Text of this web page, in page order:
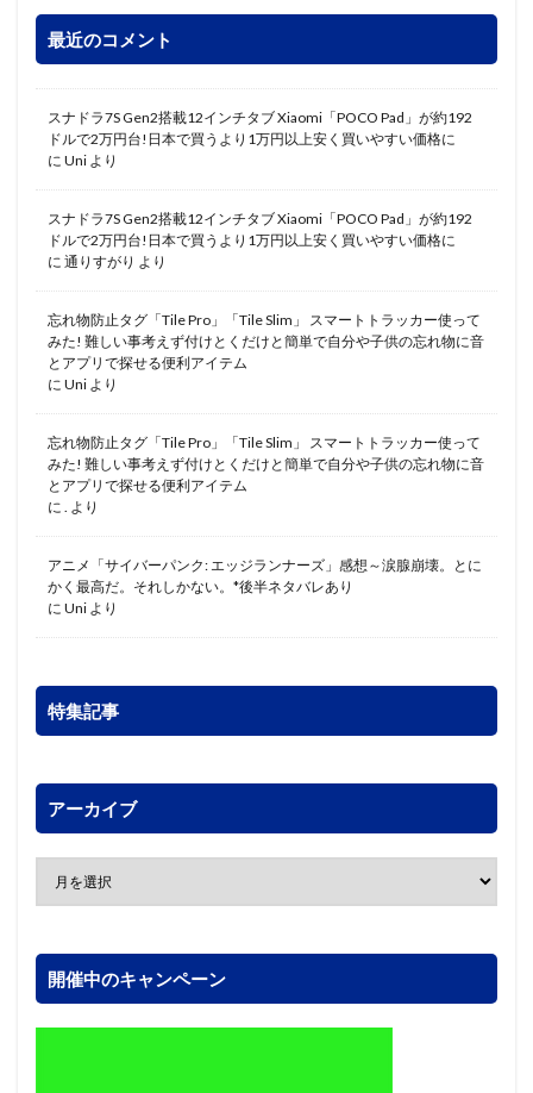
最近のコメント
スナドラ7S Gen2搭載12インチタブ Xiaomi「POCO Pad」が約192
ドルで2万円台!日本で買うより1万円以上安く買いやすい価格に
に Uni より
スナドラ7S Gen2搭載12インチタブ Xiaomi「POCO Pad」が約192
ドルで2万円台!日本で買うより1万円以上安く買いやすい価格に
に 通りすがり より
忘れ物防止タグ「Tile Pro」「Tile Slim」 スマートトラッカー使って
みた! 難しい事考えず付けとくだけと簡単で自分や子供の忘れ物に音
とアプリで探せる便利アイテム
に Uni より
忘れ物防止タグ「Tile Pro」「Tile Slim」 スマートトラッカー使って
みた! 難しい事考えず付けとくだけと簡単で自分や子供の忘れ物に音
とアプリで探せる便利アイテム
に . より
アニメ「サイバーパンク: エッジランナーズ」感想～涙腺崩壊。とに
かく最高だ。それしかない。*後半ネタバレあり
に Uni より
特集記事
アーカイブ
開催中のキャンペーン